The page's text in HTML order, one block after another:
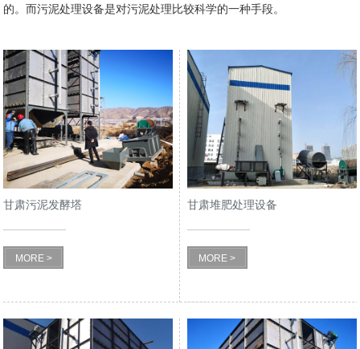
的。而污泥处理设备是对污泥处理比较科学的一种手段。
甘肃污泥发酵塔
MORE >
甘肃堆肥处理设备
MORE >